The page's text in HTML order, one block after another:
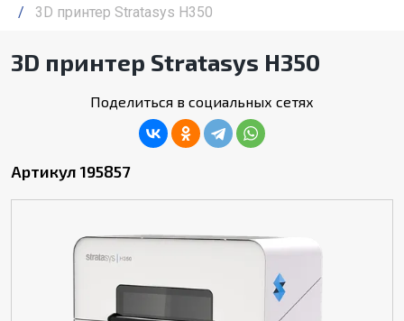
/
3D принтер Stratasys H350
3D принтер Stratasys H350
Поделиться в социальных сетях
Артикул 195857